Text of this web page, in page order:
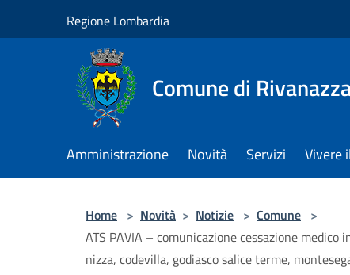
Regione Lombardia
Comune di
Amministrazione Novità Servizi Vivere
Home > Novità > Notizie > Comune >
ATS PAVIA – comunicazione cessazione
nizza, codevilla, godiasco salice terme,